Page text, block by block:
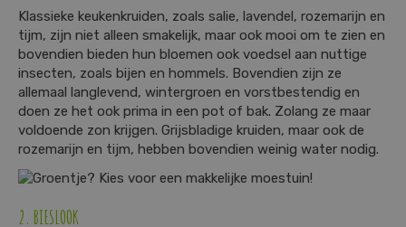
Klassieke keukenkruiden, zoals salie, lavendel, rozemarijn en
tijm, zijn niet alleen smakelijk, maar ook mooi om te zien en
bovendien bieden hun bloemen ook voedsel aan nuttige
insecten, zoals bijen en hommels. Bovendien zijn ze
allemaal langlevend, wintergroen en vorstbestendig en
doen ze het ook prima in een pot of bak. Zolang ze maar
voldoende zon krijgen. Grijsbladige kruiden, maar ook de
rozemarijn en tijm, hebben bovendien weinig water nodig.
2. BIESLOOK